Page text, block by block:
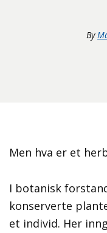
By
Men hva er et
I botanisk
konserverte
et individ. Her